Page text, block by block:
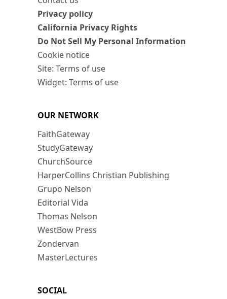
Privacy policy
California Privacy Rights
Do Not Sell My Personal Information
Cookie notice
Site: Terms of use
Widget: Terms of use
OUR NETWORK
FaithGateway
StudyGateway
ChurchSource
HarperCollins Christian Publishing
Grupo Nelson
Editorial Vida
Thomas Nelson
WestBow Press
Zondervan
MasterLectures
SOCIAL